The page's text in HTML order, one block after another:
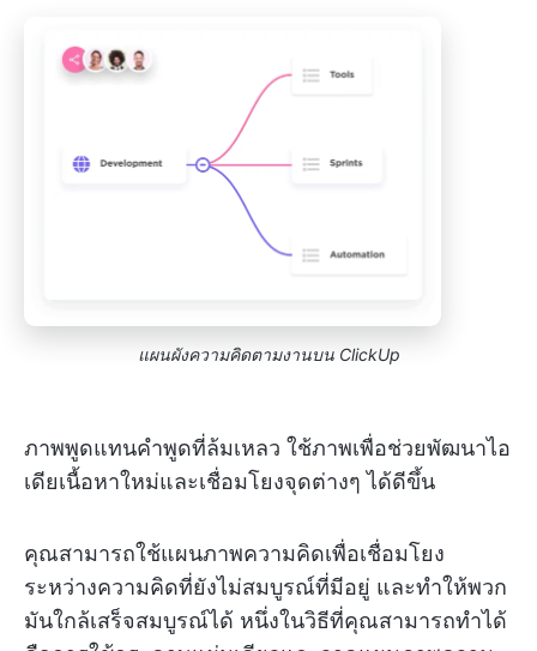
แผนผังความคิดตามงานบน ClickUp
ภาพพูดแทนคำพูดที่ล้มเหลว ใช้ภาพเพื่อช่วยพัฒนาไอ
เดียเนื้อหาใหม่และเชื่อมโยงจุดต่างๆ ได้ดีขึ้น
คุณสามารถใช้แผนภาพความคิดเพื่อเชื่อมโยง
ระหว่างความคิดที่ยังไม่สมบูรณ์ที่มีอยู่ และทำให้พวก
มันใกล้เสร็จสมบูรณ์ได้ หนึ่งในวิธีที่คุณสามารถทำได้